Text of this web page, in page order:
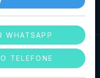
WHATSAPP
TELEFONE